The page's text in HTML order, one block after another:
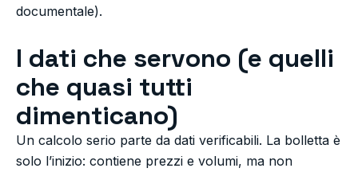
documentale).
I dati che servono (e quelli
che quasi tutti
dimenticano)
Un calcolo serio parte da dati verificabili. La bolletta è
solo l’inizio: contiene prezzi e volumi, ma non